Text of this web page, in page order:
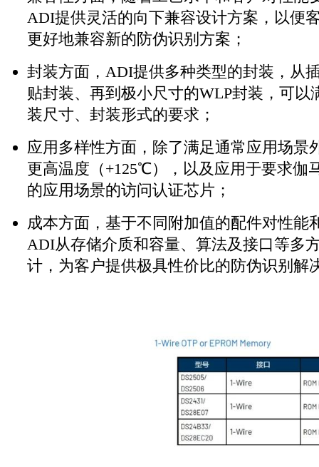
ADI提供灵活的向下兼容设计方案，以便
更好地兼容新的防伪识别方案；
封装方面，ADI提供多种类型的封装，从
贴封装、再到极小尺寸的WLP封装，可以
装尺寸、封装形式的要求；
应用多样性方面，除了满足通常应用场景
更高温度（+125℃），以及应用于要求伽
的应用场景的访问认证芯片；
成本方面，基于不同附加值的配件对性能
ADI从存储介质和容量、算法及接口等多
计，为客户提供极具性价比的防伪识别解